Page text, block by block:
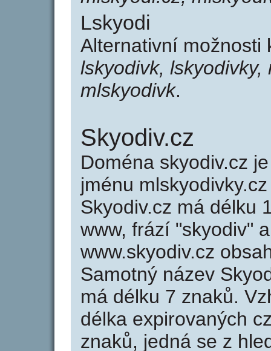
Lskyodi
Alternativní
lskyodivk,
mlskyodivk.
Skyodiv.cz
Doména skyodiv.cz
jménu
Skyodiv.cz má délku
www, frází "skyodiv"
www.skyodiv.cz
Samotný název
má délku 7 znaků.
délka expirovaných
znaků, jedná se z